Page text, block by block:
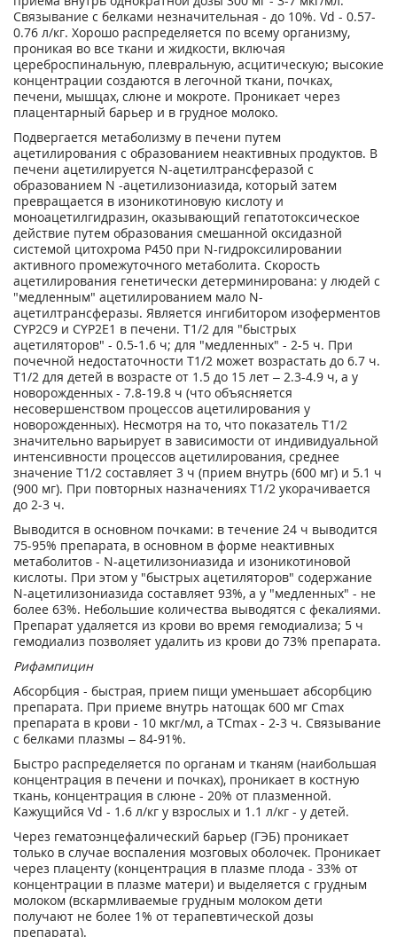
Связывание с белками незначительная - до 10%. Vd - 0.57-
0.76 л/кг. Хорошо распределяется по всему организму,
проникая во все ткани и жидкости, включая
цереброспинальную, плевральную, асцитическую; высокие
концентрации создаются в легочной ткани, почках,
печени, мышцах, слюне и мокроте. Проникает через
плацентарный барьер и в грудное молоко.
Подвергается метаболизму в печени путем
ацетилирования с образованием неактивных продуктов. В
печени ацетилируется N-ацетилтрансферазой с
образованием N -ацетилизониазида, который затем
превращается в изоникотиновую кислоту и
моноацетилгидразин, оказывающий гепатотоксическое
действие путем образования смешанной оксидазной
системой цитохрома Р450 при N-гидроксилировании
активного промежуточного метаболита. Скорость
ацетилирования генетически детерминирована: у людей с
"медленным" ацетилированием мало N-
ацетилтрансферазы. Является ингибитором изоферментов
CYP2C9 и CYP2E1 в печени. T1/2 для "быстрых
ацетиляторов" - 0.5-1.6 ч; для "медленных" - 2-5 ч. При
почечной недостаточности T1/2 может возрастать до 6.7 ч.
Т1/2 для детей в возрасте от 1.5 до 15 лет – 2.3-4.9 ч, а у
новорожденных - 7.8-19.8 ч (что объясняется
несовершенством процессов ацетилирования у
новорожденных). Несмотря на то, что показатель T1/2
значительно варьирует в зависимости от индивидуальной
интенсивности процессов ацетилирования, среднее
значение T1/2 составляет 3 ч (прием внутрь (600 мг) и 5.1 ч
(900 мг). При повторных назначениях T1/2 укорачивается
до 2-3 ч.
Выводится в основном почками: в течение 24 ч выводится
75-95% препарата, в основном в форме неактивных
метаболитов - N-ацетилизониазида и изоникотиновой
кислоты. При этом у "быстрых ацетиляторов" содержание
N-ацетилизониазида составляет 93%, а у "медленных" - не
более 63%. Небольшие количества выводятся с фекалиями.
Препарат удаляется из крови во время гемодиализа; 5 ч
гемодиализ позволяет удалить из крови до 73% препарата.
Рифампицин
Абсорбция - быстрая, прием пищи уменьшает абсорбцию
препарата. При приеме внутрь натощак 600 мг Cmax
препарата в крови - 10 мкг/мл, а TCmax - 2-3 ч. Связывание
с белками плазмы – 84-91%.
Быстро распределяется по органам и тканям (наибольшая
концентрация в печени и почках), проникает в костную
ткань, концентрация в слюне - 20% от плазменной.
Кажущийся Vd - 1.6 л/кг у взрослых и 1.1 л/кг - у детей.
Через гематоэнцефалический барьер (ГЭБ) проникает
только в случае воспаления мозговых оболочек. Проникает
через плаценту (концентрация в плазме плода - 33% от
концентрации в плазме матери) и выделяется с грудным
молоком (вскармливаемые грудным молоком дети
получают не более 1% от терапевтической дозы
препарата).